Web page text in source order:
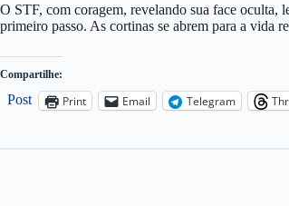
O STF, com coragem, revelando sua face oculta,
primeiro passo. As cortinas se abrem para a vida
Compartilhe:
Post Print Email Telegram